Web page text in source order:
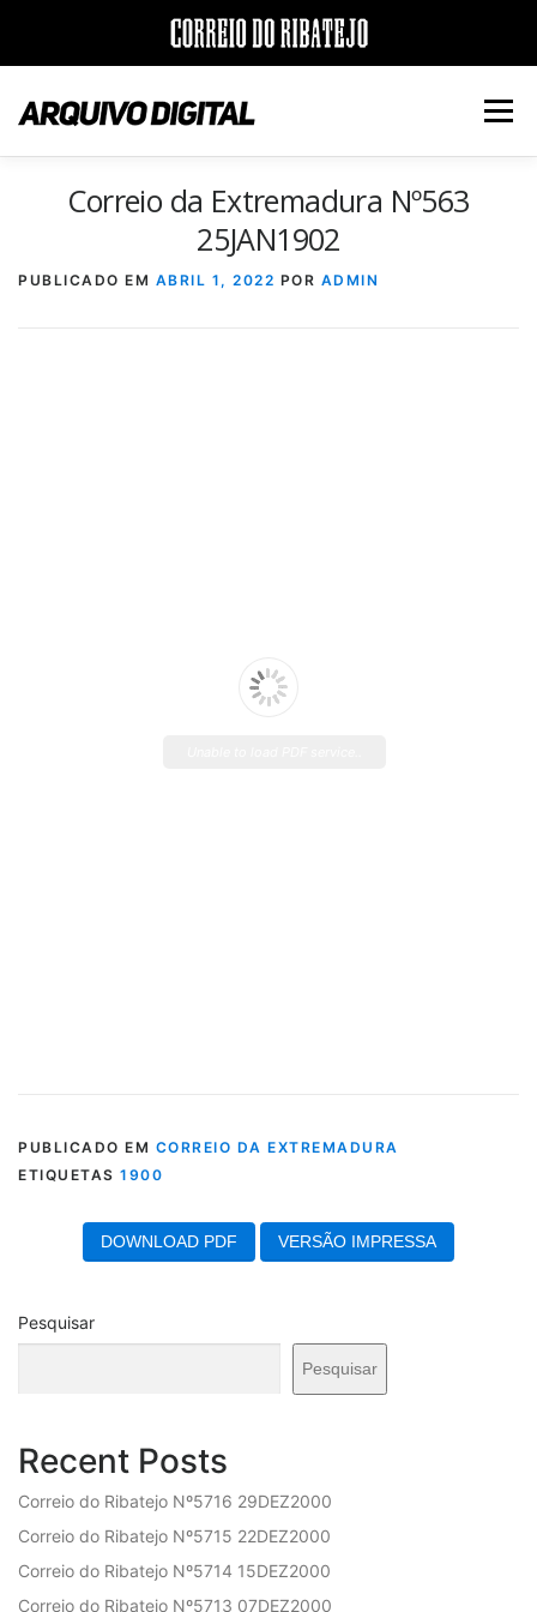
para
conteúdo
Menu
INÍCIO JORNAIS DÉCADAS
VERSÃO PDF E IMPRESSÃO
Correio da Extremadura Nº563
25JAN1902
PUBLICADO EM ABRIL 1, 2022 POR ADMIN
PUBLICADO EM CORREIO DA EXTREMADURA
ETIQUETAS 1900
DOWNLOAD PDF VERSÃO IMPRESSA
Pesquisar
Pesquisar
Recent Posts
Correio do Ribatejo Nº5716 29DEZ2000
Correio do Ribatejo Nº5715 22DEZ2000
Correio do Ribatejo Nº5714 15DEZ2000
Correio do Ribatejo Nº5713 07DEZ2000